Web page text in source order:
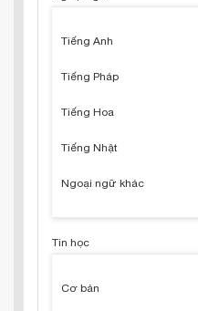
Tiếng Anh
Tiếng Pháp
Tiếng Hoa
Tiếng Nhật
Ngoại ngữ khác
Tin học
Cơ bản